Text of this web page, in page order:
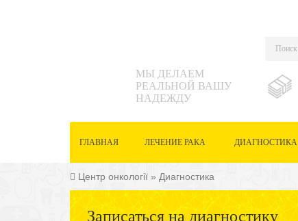
МЫ ДЕЛАЕМ
РЕАЛЬНОЙ ВАШУ
НАДЕЖДУ
ГЛАВНАЯ ЛЕЧЕНИЕ РАКА ДИАГНОСТИКА
Центр онкології » Диагностика
Записаться на диагностику